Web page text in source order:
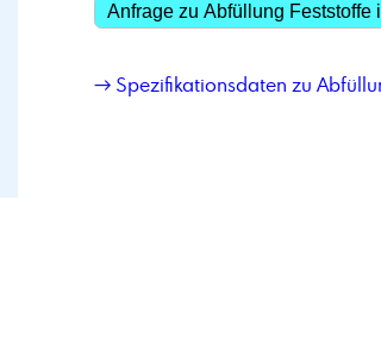
Anfrage zu Abfüllung Feststoffe
→ Spezifikationsdaten zu